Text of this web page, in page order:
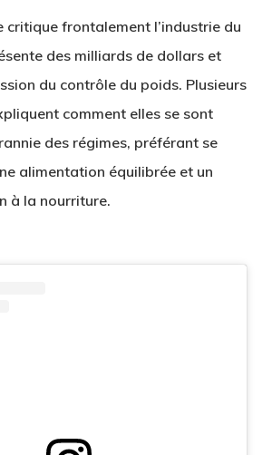
critique frontalement l’industrie du
des milliards de dollars et
du contrôle du poids. Plusieurs
comment elles se sont
des régimes, préférant se
alimentation équilibrée et un
à la nourriture.